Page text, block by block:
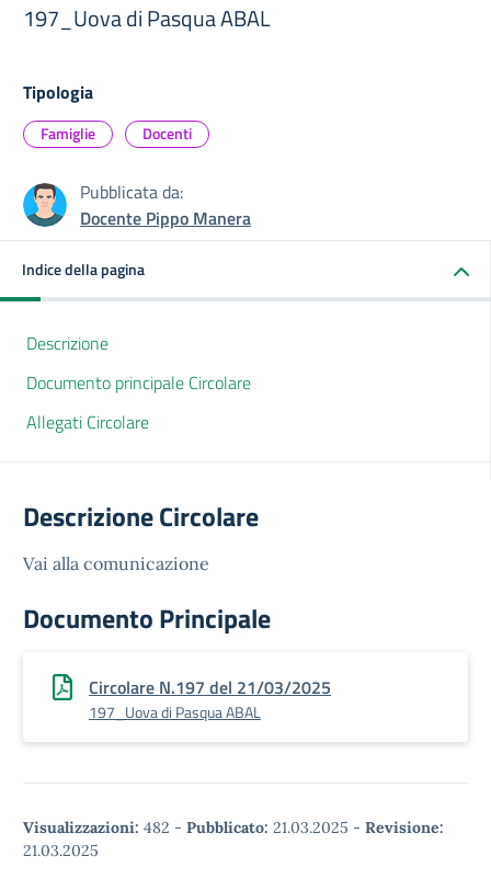
197_Uova di Pasqua ABAL
Tipologia
Famiglie Docenti
Pubblicata da:
Docente Pippo Manera
Indice della pagina
Descrizione
Documento principale Circolare
Allegati Circolare
Descrizione Circolare
Vai alla comunicazione
Documento Principale
Circolare N.197 del 21/03/2025
197_Uova di Pasqua ABAL
Visualizzazioni: 482 - Pubblicato: 21.03.2025 - Revisione:
21.03.2025